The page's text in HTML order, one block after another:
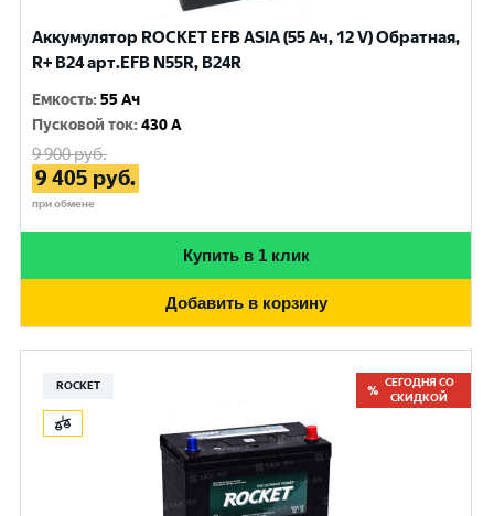
Аккумулятор ROCKET EFB ASIA (55 Ач, 12 V) Обратная,
R+ B24 арт.EFB N55R, B24R
Емкость:55 Ач
Пусковой ток:430 A
9 900руб.
9 405 руб.
при обмене
Купить в 1 клик
Добавить в корзину
ROCKET
СЕГОДНЯ СО
СКИДКОЙ